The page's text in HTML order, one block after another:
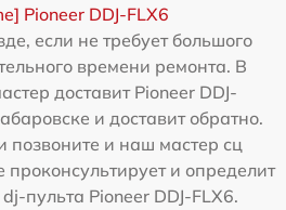
Pioneer DDJ-FLX6
если не требует большого
времени ремонта. В
доставит Pioneer DDJ-
и доставит обратно.
позвоните и наш мастер сц
проконсультирует и определит
пульта Pioneer DDJ-FLX6.